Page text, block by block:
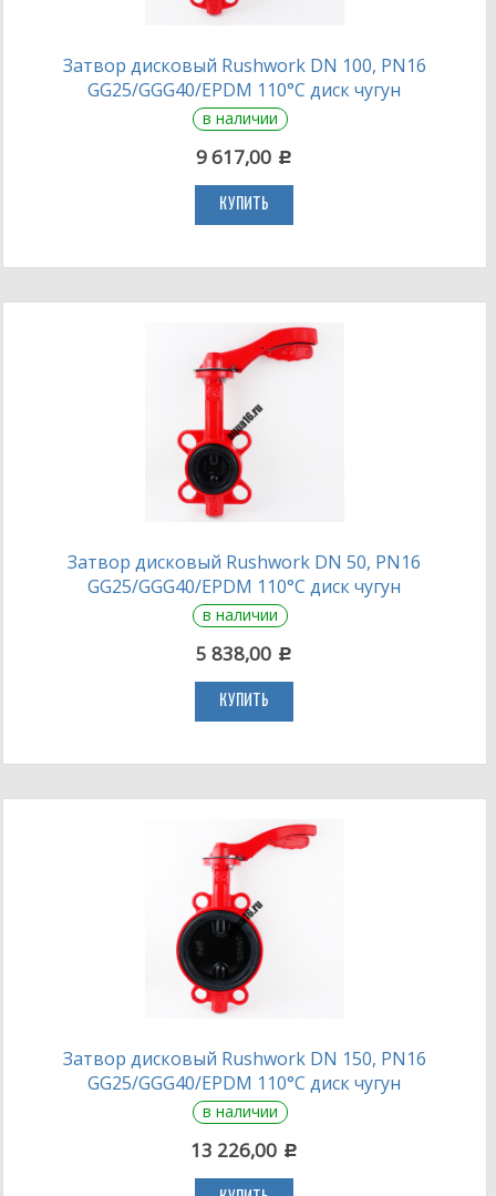
Затвор дисковый Rushwork DN 100, PN16
GG25/GGG40/EPDM 110°С диск чугун
в наличии
9 617,00 c
КУПИТЬ
Затвор дисковый Rushwork DN 50, PN16
GG25/GGG40/EPDM 110°С диск чугун
в наличии
5 838,00 c
КУПИТЬ
Затвор дисковый Rushwork DN 150, PN16
GG25/GGG40/EPDM 110°С диск чугун
в наличии
13 226,00 c